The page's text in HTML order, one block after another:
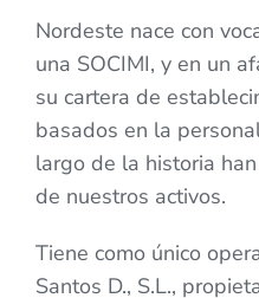
Nordeste nace con
una SOCIMI, y en un
su cartera de
basados en la
largo de la historia
de nuestros activos.
Tiene como único
Santos D., S.L.,